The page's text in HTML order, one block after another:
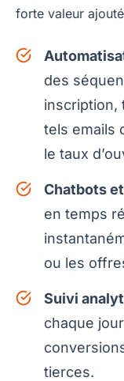
forte valeur
des
inscription,
tels emails
le taux
Chatbots
en temps
ou les
Suivi
chaque
tierces.